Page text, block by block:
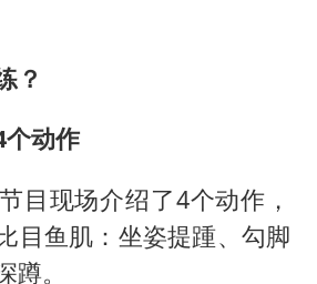
？
动作
目现场介绍了4个动作，
目鱼肌：坐姿提踵、勾脚
。